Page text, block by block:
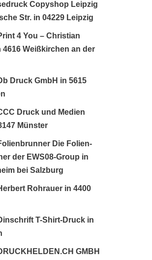
Copyshop Leipzig
Str. in 04229 Leipzig
4 You – Christian
4616 Weißkirchen an der
Druck GmbH in 5615
Druck und Medien
Münster
Die Folien-
der EWS08-Group in
bei Salzburg
Rohrauer in 4400
T-Shirt-Druck in
GMBH